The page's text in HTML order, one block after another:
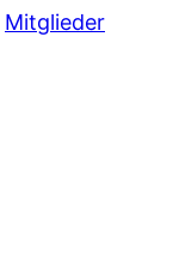
Mitglieder